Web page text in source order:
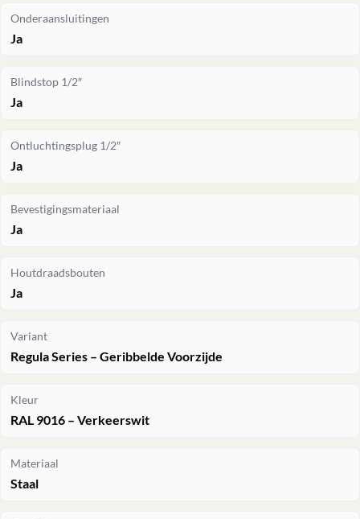
Onderaansluitingen
Ja
Blindstop 1/2″
Ja
Ontluchtingsplug 1/2″
Ja
Bevestigingsmateriaal
Ja
Houtdraadsbouten
Ja
Variant
Regula Series – Geribbelde Voorzijde
Kleur
RAL 9016 – Verkeerswit
Materiaal
Staal